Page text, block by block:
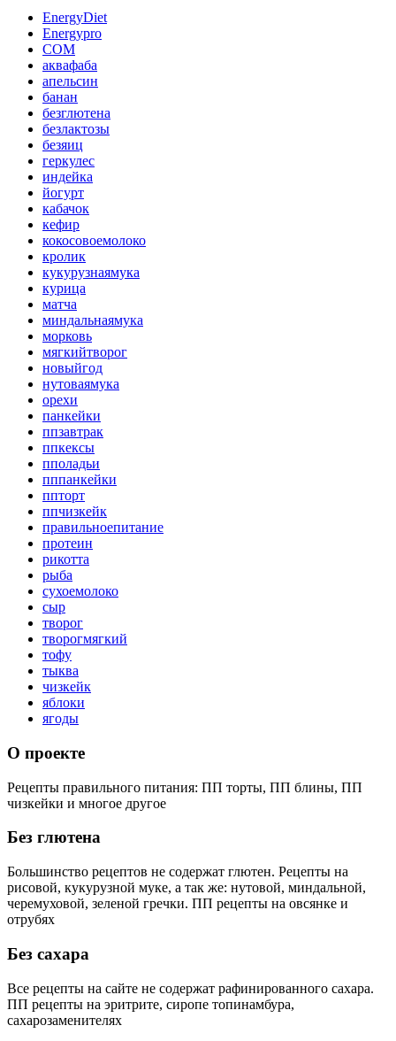
EnergyDiet
Energypro
СОМ
аквафаба
апельсин
банан
безглютена
безлактозы
безяиц
геркулес
индейка
йогурт
кабачок
кефир
кокосовоемолоко
кролик
кукурузнаямука
курица
матча
миндальнаямука
морковь
мягкийтворог
новыйгод
нутоваямука
орехи
панкейки
ппзавтрак
ппкексы
пполадьи
пппанкейки
ппторт
ппчизкейк
правильноепитание
протеин
рикотта
рыба
сухоемолоко
сыр
творог
творогмягкий
тофу
тыква
чизкейк
яблоки
ягоды
О проекте
Рецепты правильного питания: ПП торты, ПП блины, ПП
чизкейки и многое другое
Без глютена
Большинство рецептов не содержат глютен. Рецепты на
рисовой, кукурузной муке, а так же: нутовой, миндальной,
черемуховой, зеленой гречки. ПП рецепты на овсянке и
отрубях
Без сахара
Все рецепты на сайте не содержат рафинированного сахара.
ПП рецепты на эритрите, сиропе топинамбура,
сахарозаменителях